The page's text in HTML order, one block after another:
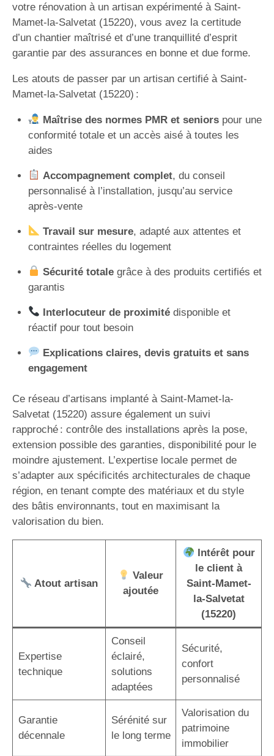
votre rénovation à un artisan expérimenté à Saint-
Mamet-la-Salvetat (15220), vous avez la certitude
d’un chantier maîtrisé et d’une tranquillité d’esprit
garantie par des assurances en bonne et due forme.
Les atouts de passer par un artisan certifié à Saint-
Mamet-la-Salvetat (15220) :
Maîtrise des normes PMR et seniorspour une
conformité totale et un accès aisé à toutes les
aides
Accompagnement complet, du conseil
personnalisé à l’installation, jusqu’au service
après-vente
Travail sur mesure, adapté aux attentes et
contraintes réelles du logement
Sécurité totalegrâce à des produits certifiés et
garantis
Interlocuteur de proximitédisponible et
réactif pour tout besoin
Explications claires, devis gratuits et sans
engagement
Ce réseau d’artisans implanté à Saint-Mamet-la-
Salvetat (15220) assure également un suivi
rapproché : contrôle des installations après la pose,
extension possible des garanties, disponibilité pour le
moindre ajustement. L’expertise locale permet de
s’adapter aux spécificités architecturales de chaque
région, en tenant compte des matériaux et du style
des bâtis environnants, tout en maximisant la
valorisation du bien.
Atout artisan
Valeur
ajoutée
Intérêt pour
le client à
Saint-Mamet-
la-Salvetat
(15220)
Expertise
technique
Conseil
éclairé,
solutions
adaptées
Sécurité,
confort
personnalisé
Garantie
décennale
Sérénité sur
le long terme
Valorisation du
patrimoine
immobilier